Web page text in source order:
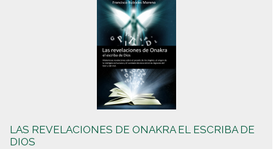
LAS REVELACIONES DE ONAKRA EL ESCRIBA DE
DIOS